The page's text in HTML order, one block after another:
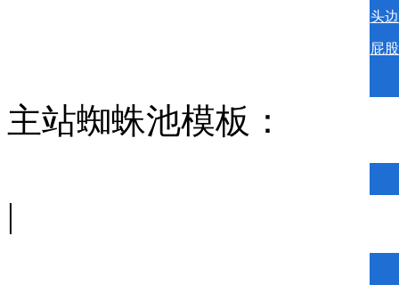
头
屁
主站蜘蛛池模板：
|